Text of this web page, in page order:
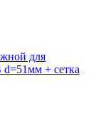
для
d=51мм + сетка